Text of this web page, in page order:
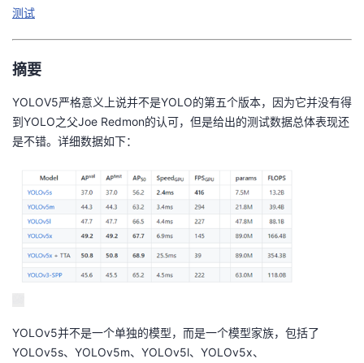
注
开
发
者
学
堂
的
Programs
我
的
支
我
术
云
测试
摘要
YOLOV5严格意义上说并不是YOLO的第五个版本，因为它并没有得
到YOLO之父Joe Redmon的认可，但是给出的测试数据总体表现还
是不错。详细数据如下：
YOLOv5并不是一个单独的模型，而是一个模型家族，包括了
YOLOv5s、YOLOv5m、YOLOv5l、YOLOv5x、